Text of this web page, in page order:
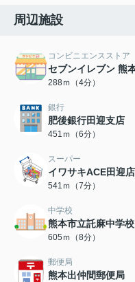
周辺施設
コンビニエンスストア
セブンイレブン 熊
288ｍ（4分）
銀行
肥後銀行田迎支店
451ｍ（6分）
スーパー
イワサキACE田迎店
541ｍ（7分）
中学校
熊本市立託麻中学校
605ｍ（8分）
郵便局
熊本出仲間郵便局